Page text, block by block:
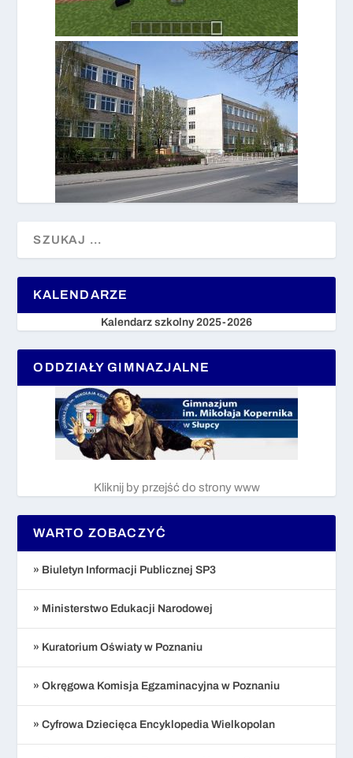
KALENDARZE
Kalendarz szkolny 2025-2026
ODDZIAŁY GIMNAZJALNE
Kliknij by przejść do strony www
WARTO ZOBACZYĆ
» Biuletyn Informacji Publicznej SP3
» Ministerstwo Edukacji Narodowej
» Kuratorium Oświaty w Poznaniu
» Okręgowa Komisja Egzaminacyjna w Poznaniu
» Cyfrowa Dziecięca Encyklopedia Wielkopolan